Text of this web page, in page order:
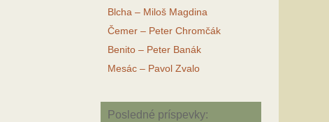
Blcha – Miloš Magdina
Čemer – Peter Chromčák
Benito – Peter Banák
Mesác – Pavol Zvalo
Posledné príspevky: